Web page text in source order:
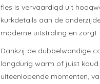
fles is vervaardigd uit
kurkdetails aan de
moderne uitstraling en
Dankzij de dubbelwandige
langdurig warm of juist
uiteenlopende momenten,